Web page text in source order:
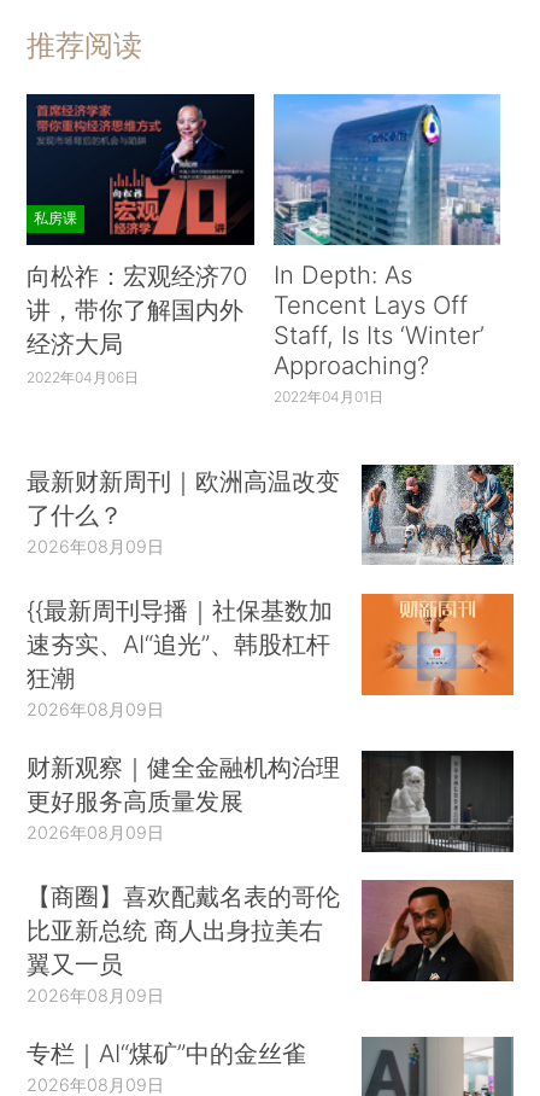
推荐阅读
私房课
向松祚：宏观经济70
讲，带你了解国内外
经济大局
2022年04月06日
In Depth: As
Tencent Lays Off
Staff, Is Its ‘Winter’
Approaching?
2022年04月01日
最新财新周刊｜欧洲高温改变
了什么？
2026年08月09日
{{最新周刊导播｜社保基数加
速夯实、AI“追光”、韩股杠杆
狂潮
2026年08月09日
财新观察｜健全金融机构治理
更好服务高质量发展
2026年08月09日
【商圈】喜欢配戴名表的哥伦
比亚新总统 商人出身拉美右
翼又一员
2026年08月09日
专栏｜AI“煤矿”中的金丝雀
2026年08月09日